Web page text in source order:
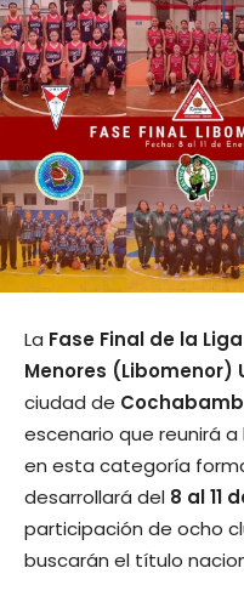
La Fase Final de la
Menores (Libomenor)
ciudad de
escenario que reunirá
en esta categoría
desarrollará del 8 al 11
participación de ocho
buscarán el título